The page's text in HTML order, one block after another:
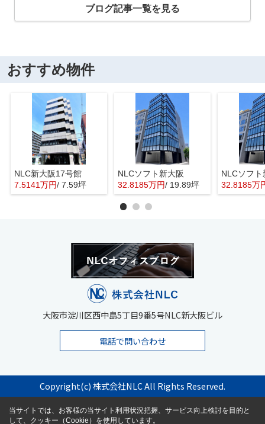
ブログ記事一覧を見る
おすすめ物件
NLC新大阪17号館
7.5141万円/ 7.59坪
NLCソフト新大阪
32.8185万円/ 19.89坪
NLCソフト
32.8185万
大阪市淀川区西中島5丁目9番5号NLC新大阪ビル
電話で問い合わせ
Copyright(c) 株式会社NLC All Rights Reserved.
当サイトでは、お客様の当サイト利用状況把握、サービス向上検討を目的と
して、クッキー（Cookie）を使用しています。